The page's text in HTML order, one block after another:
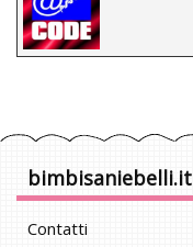
bimbisaniebelli.it
Contatti